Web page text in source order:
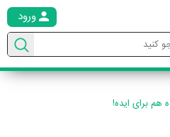
ورود
هم برای ایده!